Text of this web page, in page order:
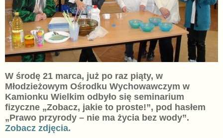
W środę 21 marca, już po raz piąty, w
Młodzieżowym Ośrodku Wychowawczym w
Kamionku Wielkim odbyło się seminarium
fizyczne „Zobacz, jakie to proste!”, pod hasłem
„Prawo przyrody – nie ma życia bez wody”.
Zobacz zdjęcia.